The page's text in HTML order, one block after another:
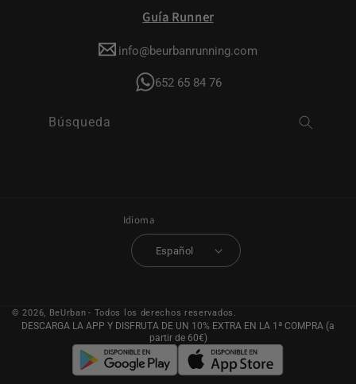
Guía Runner
info@beurbanrunning.com
652 65 84 76
Búsqueda
Idioma
Español
© 2026, BeUrban - Todos los derechos reservados.
DESCARGA LA APP Y DISFRUTA DE UN 10% EXTRA EN LA 1ª COMPRA (a
partir de 60€)